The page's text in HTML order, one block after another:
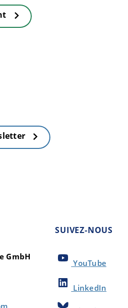
GmbH
SUIVEZ-NOUS
YouTube
LinkedIn